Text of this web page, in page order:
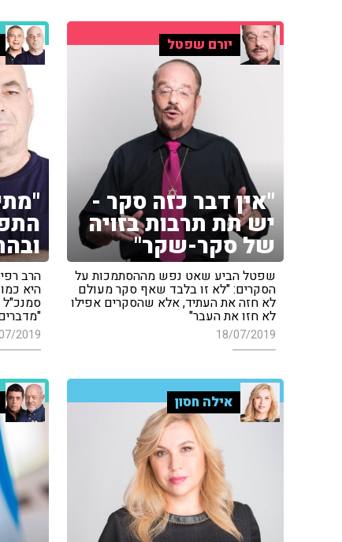
יורם שפטל
"אין דבר כזה סקר -
יש תת תרבות בזויה
של סקר-שקר"
שפטל הביע שאט נפש מההסתמכות על
הסקרים: "לא זו בלבד שאף סקר מעולם
לא חזה את העתיד, אלא שהסקרים אפילו
לא חזו את העבר"
18/07/2019
הרב
היא
סמנכ"ל
2019
אילה חסון